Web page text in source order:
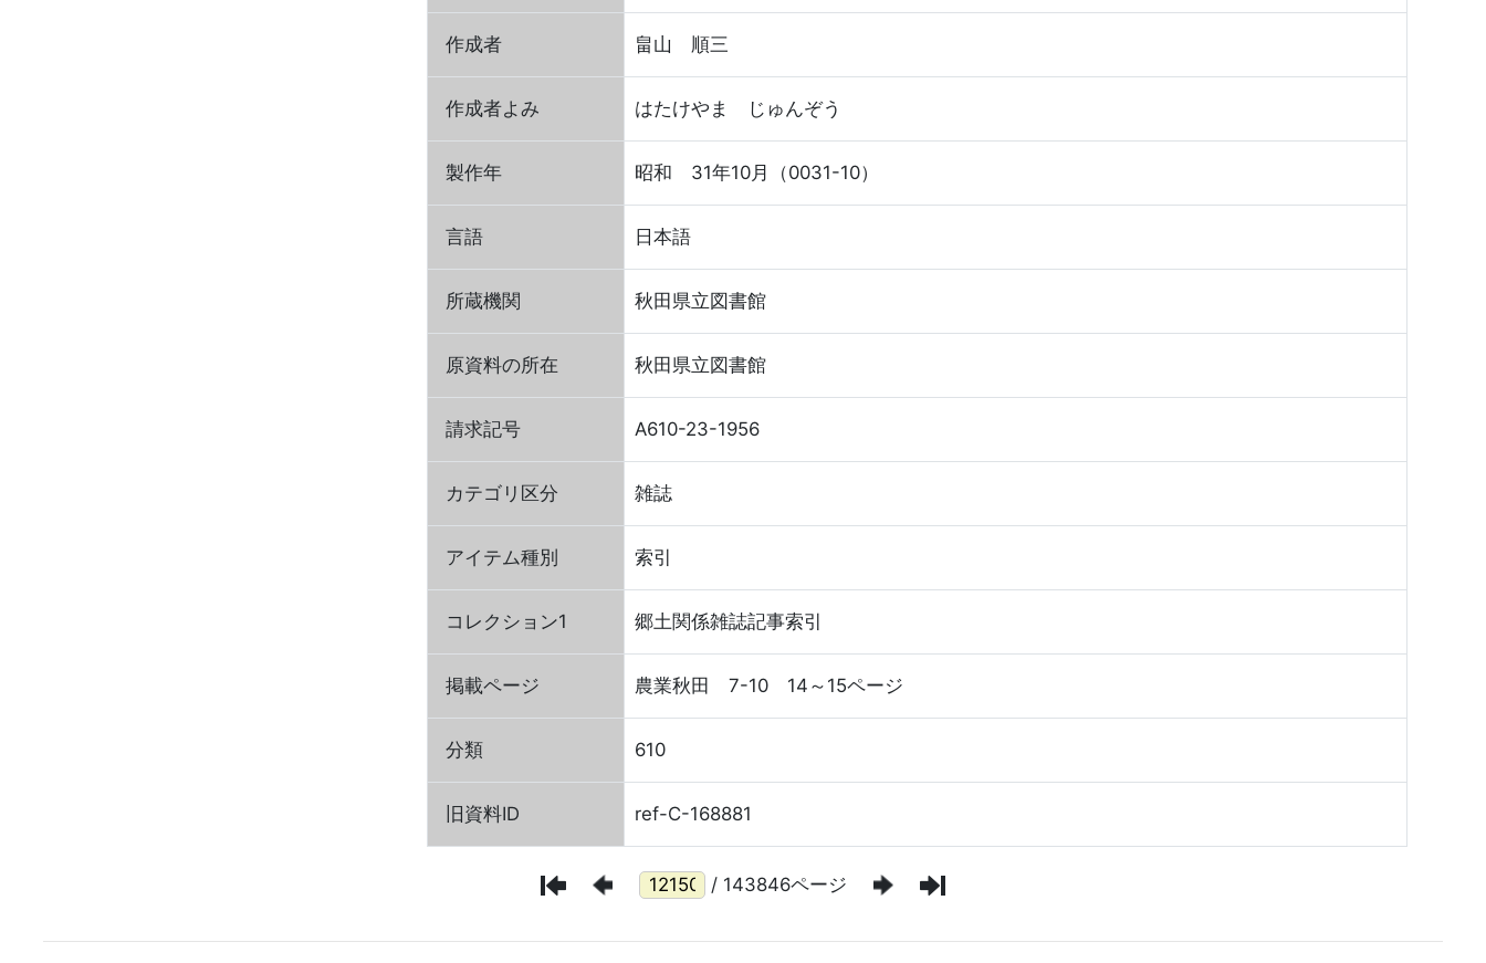
作成者 畠山 順三
作成者よみ はたけやま じゅんぞう
製作年 昭和 31年10月（0031-10）
言語 日本語
所蔵機関 秋田県立図書館
原資料の所在 秋田県立図書館
請求記号 A610-23-1956
カテゴリ区分 雑誌
アイテム種別 索引
コレクション1 郷土関係雑誌記事索引
掲載ページ 農業秋田 7-10 14～15ページ
分類 610
旧資料ID ref-C-168881
/ 143846ページ